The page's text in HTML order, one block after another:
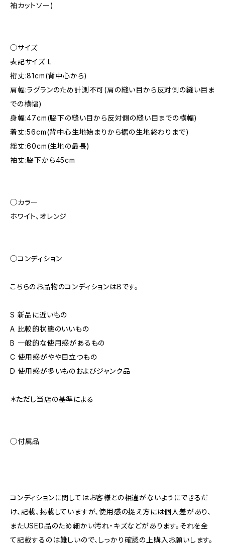
袖カットソー)
◯サイズ
表記サイズ L
裄丈:81cm(背中心から)
肩幅:ラグランのため計測不可(肩の縫い目から反対側の縫い目ま
での横幅)
身幅:47cm(脇下の縫い目から反対側の縫い目までの横幅)
着丈:56cm(背中心生地始まりから裾の生地終わりまで)
総丈:60cm(生地の最長)
袖丈:脇下から45cm
◯カラー
ホワイト、オレンジ
◯コンディション
こちらのお品物のコンディションはBです。
S 新品に近いもの
A 比較的状態のいいもの
B 一般的な使用感があるもの
C 使用感がやや目立つもの
D 使用感が多いものおよびジャンク品
＊ただし当店の基準による
◯付属品
コンディションに関してはお客様との相違がないようにできるだ
け、記載、掲載していますが、使用感の捉え方には個人差があり、
またUSED品のため細かい汚れ・キズなどがあります。それを全
て記載するのは難しいので、しっかり確認の上購入お願いします。